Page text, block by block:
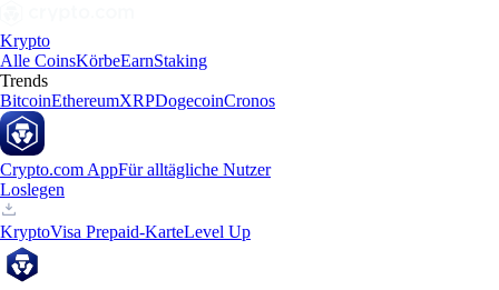
Krypto
Alle CoinsKörbeEarnStaking
Trends
BitcoinEthereumXRPDogecoinCronos
Crypto.com AppFür alltägliche Nutzer
Loslegen
KryptoVisa Prepaid-KarteLevel Up